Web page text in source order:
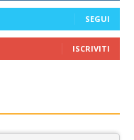
SEGUI
ISCRIVITI